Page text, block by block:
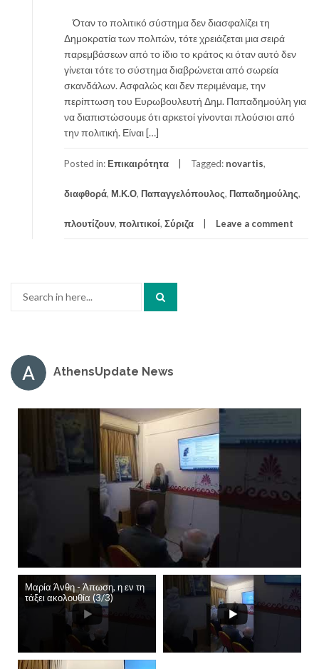
Όταν το πολιτικό σύστημα δεν διασφαλίζει τη
Δημοκρατία των πολιτών, τότε χρειάζεται μια σειρά
παρεμβάσεων από το ίδιο το κράτος κι όταν αυτό δεν
γίνεται τότε το σύστημα διαβρώνεται από σωρεία
σκανδάλων. Ασφαλώς και δεν περιμέναμε, την
περίπτωση του Ευρωβουλευτή Δημ. Παπαδημούλη για
να διαπιστώσουμε ότι αρκετοί γίνονται πλούσιοι από
την πολιτική. Είναι […]
Posted in: Επικαιρότητα Tagged: novartis,
διαφθορά, Μ.Κ.Ο, Παπαγγελόπουλος, Παπαδημούλης,
πλουτίζουν, πολιτικοί, Σύριζα Leave a comment
AthensUpdate News
Μαρία Άνθη - Άπωση, η εν τη
τάξει ακολουθία (3/3)